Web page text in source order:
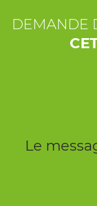
DEMANDE
Le